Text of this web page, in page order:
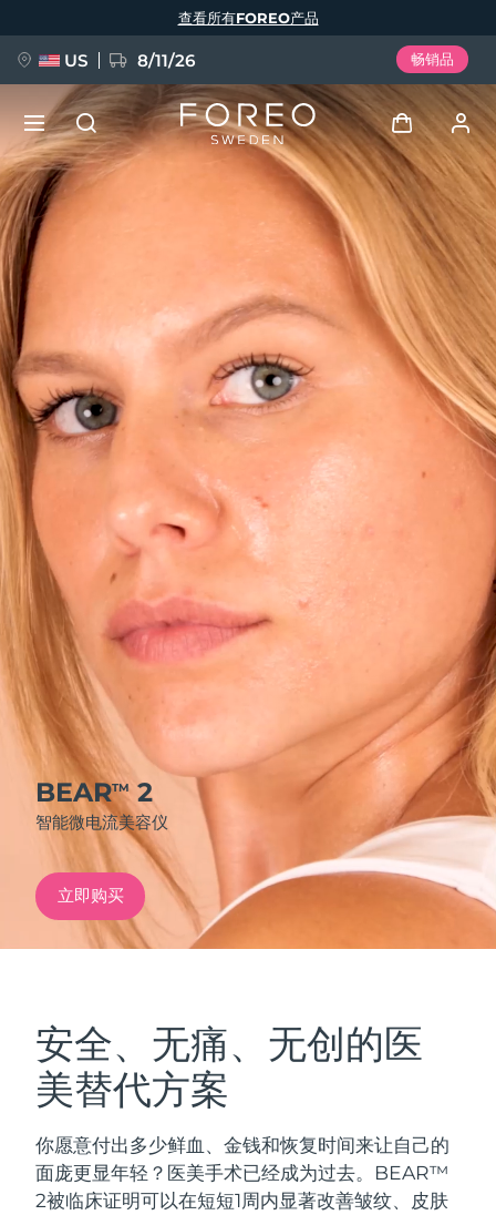
BEARTM2
智能微电流美容仪
立即购买
安全、无痛、无创的医
美替代方案
你愿意付出多少鲜血、金钱和恢复时间来让自己的
面庞更显年轻？医美手术已经成为过去。BEAR™
2被临床证明可以在短短1周内显著改善皱纹、皮肤
查看所有FOREO产品
US 8/11/26 畅销品
登录
用户信息
我的设备
我的订单
我的地址
新品
FAQ™ Pure Beauty-Tech Elixir
BREAKING NEWS
issa™ Teeth Whitening Set
FAQ™ Dual LED Panel
热门产品
特别优惠 畅销产品
红光疗法
LUNA™ 4 套装
Anti-aging massage
BEAR™ 2 套装
Microcurrent toning
语言
English Deutsch
Español
Italiano
Português
Polski
Svenska
Русский
Türkçe
简体中文
发货国家
美国 预计送达日期
英国 预计送达日期
西班牙 8/10/26
澳大利亚 预计送达日期 8/13/26
预计送达日期 8/10/26
德国 预计送达日期8/10/26
加拿大 预计送达日期8/14/26
奥地利 预计送达日期8/10/26
巴林
比利时 预计送达日期 8/10/26
百慕大 预计送达日期 8/16/26